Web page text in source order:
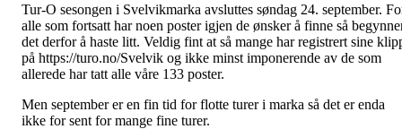
Tur-O sesongen i Svelvikmarka avsluttes søndag 24. september.
alle som fortsatt har noen poster igjen de ønsker å finne så
det derfor å haste litt. Veldig fint at så mange har registrert sine
på https://turo.no/Svelvik og ikke minst imponerende av de som
allerede har tatt alle våre 133 poster.
Men september er en fin tid for flotte turer i marka så det er enda
ikke for sent for mange fine turer.